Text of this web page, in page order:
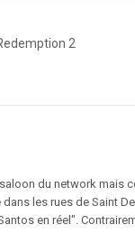
2
du network mais
les rues de Saint
en réel".